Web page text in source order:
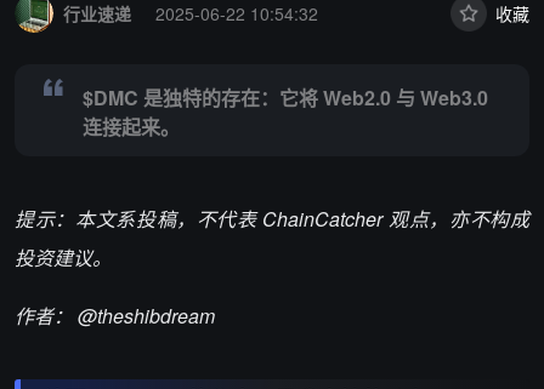
行业速递
2025-06-22 10:54:32 收藏
$DMC 是独特的存在：它将 Web2.0 与 Web3.0
连接起来。
提示：本文系投稿，不代表 ChainCatcher 观点，亦不构成
投资建议。
作者： @theshibdream